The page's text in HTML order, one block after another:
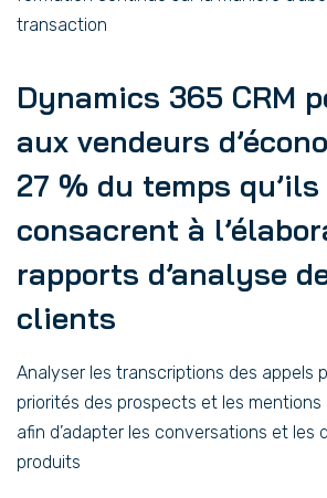
transaction
Dynamics 365 CRM
aux vendeurs
27 % du temps qu’ils
consacrent à
rapports d’analyse
clients
Analyser les transcriptions des appels
priorités des prospects et les
afin d’adapter les conversations et les
produits